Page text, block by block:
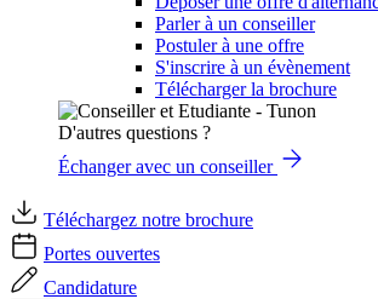
Parler à un conseiller
Postuler à une offre
S'inscrire à un évènement
Télécharger la brochure
D'autres questions ?
Échanger avec un conseiller
Téléchargez notre brochure
Portes ouvertes
Candidature